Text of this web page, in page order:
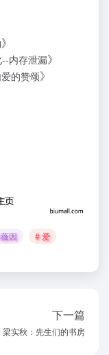
》
内存泄漏》
的赞颂》
因 # 爱
下一篇
梁实秋：先生们的书房